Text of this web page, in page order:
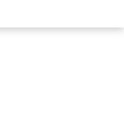
do artykułu Przy Fabrycznej